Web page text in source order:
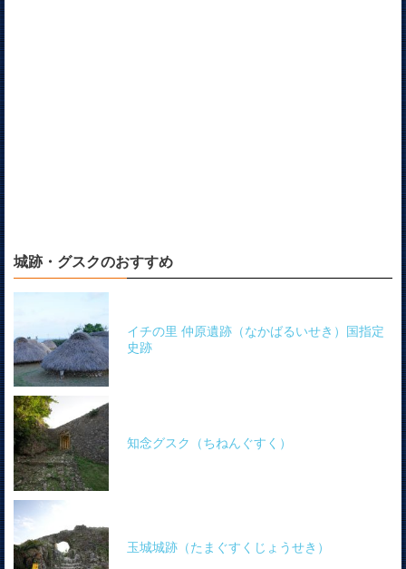
城跡・グスクのおすすめ
イチの里 仲原遺跡（なかばるいせき）国指定
史跡
知念グスク（ちねんぐすく）
玉城城跡（たまぐすくじょうせき）